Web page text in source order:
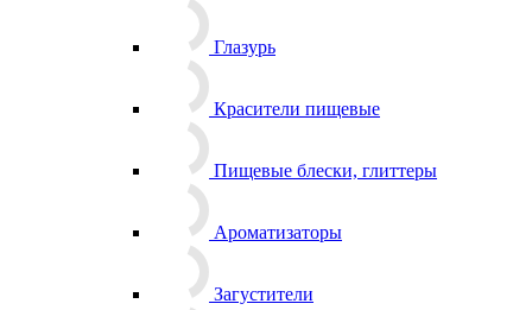
Глазурь
Красители пищевые
Пищевые блески, глиттеры
Ароматизаторы
Загустители